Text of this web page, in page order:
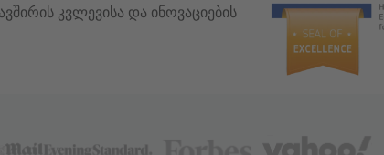
კვლევისა და ინოვაციების